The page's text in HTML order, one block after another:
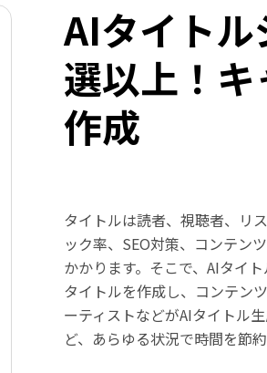
AIタイト
選以上！
作成
タイトルは読者、視聴者、リ
ック率、SEO対策、コンテン
かかります。そこで、AIタイ
タイトルを作成し、コンテン
ーティストなどがAIタイトル
ど、あらゆる状況で時間を節